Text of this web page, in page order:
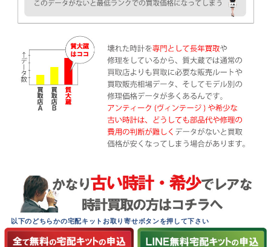
以下のどちらかの宅配キットお取り寄せボタンを押して下さい